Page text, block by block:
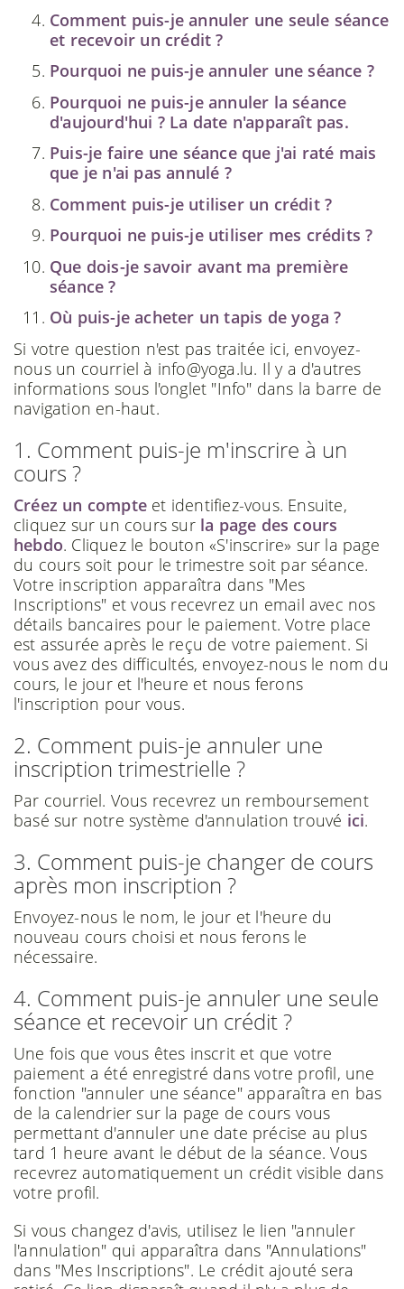
Comment puis-je annuler une seule séance
et recevoir un crédit ?
Pourquoi ne puis-je annuler une séance ?
Pourquoi ne puis-je annuler la séance
d'aujourd'hui ? La date n'apparaît pas.
Puis-je faire une séance que j'ai raté mais
que je n'ai pas annulé ?
Comment puis-je utiliser un crédit ?
Pourquoi ne puis-je utiliser mes crédits ?
Que dois-je savoir avant ma première
séance ?
Où puis-je acheter un tapis de yoga ?
Si votre question n'est pas traitée ici, envoyez-
nous un courriel à info@yoga.lu. Il y a d'autres
informations sous l'onglet "Info" dans la barre de
navigation en-haut.
1. Comment puis-je m'inscrire à un
cours ?
Créez un compte et identifiez-vous. Ensuite,
cliquez sur un cours sur la page des cours
hebdo. Cliquez le bouton «S'inscrire» sur la page
du cours soit pour le trimestre soit par séance.
Votre inscription apparaîtra dans "Mes
Inscriptions" et vous recevrez un email avec nos
détails bancaires pour le paiement. Votre place
est assurée après le reçu de votre paiement. Si
vous avez des difficultés, envoyez-nous le nom du
cours, le jour et l'heure et nous ferons
l'inscription pour vous.
2. Comment puis-je annuler une
inscription trimestrielle ?
Par courriel. Vous recevrez un remboursement
basé sur notre système d'annulation trouvé ici.
3. Comment puis-je changer de cours
après mon inscription ?
Envoyez-nous le nom, le jour et l'heure du
nouveau cours choisi et nous ferons le
nécessaire.
4. Comment puis-je annuler une seule
séance et recevoir un crédit ?
Une fois que vous êtes inscrit et que votre
paiement a été enregistré dans votre profil, une
fonction "annuler une séance" apparaîtra en bas
de la calendrier sur la page de cours vous
permettant d'annuler une date précise au plus
tard 1 heure avant le début de la séance. Vous
recevrez automatiquement un crédit visible dans
votre profil.
Si vous changez d'avis, utilisez le lien "annuler
l'annulation" qui apparaîtra dans "Annulations"
dans "Mes Inscriptions". Le crédit ajouté sera